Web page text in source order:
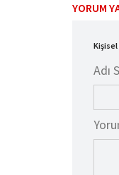
YORUM
Adı